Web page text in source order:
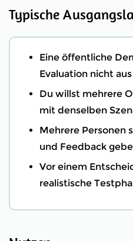
Typische
Eine öffentliche
Evaluation nicht aus
Du willst mehrere
mit denselben
Mehrere Personen
und Feedback
Vor einem
realistische